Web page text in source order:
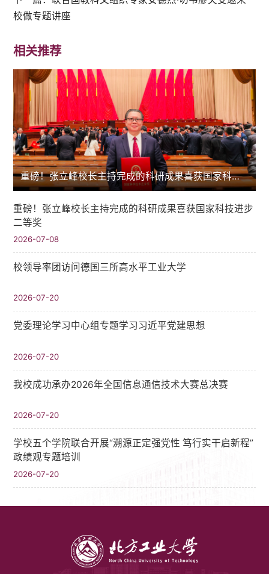
校做专题讲座
相关推荐
重磅！张立峰校长主持完成的科研成果喜获国家科技进步二等奖
重磅！张立峰校长主持完成的科研成果喜获国家科技进步
二等奖
2026-07-08
校领导率团访问德国三所高水平工业大学
2026-07-20
党委理论学习中心组专题学习习近平党建思想
2026-07-20
我校成功承办2026年全国信息通信技术大赛总决赛
2026-07-20
学校五个学院联合开展“溯源正定强党性 笃行实干启新程”
政绩观专题培训
2026-07-20